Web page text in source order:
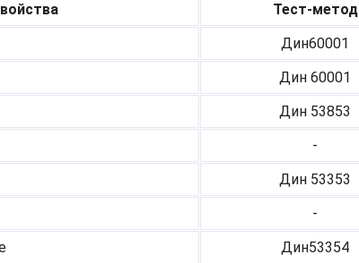
Тест-метод
Дин60001
Дин 60001
Дин 53853
-
Дин 53353
-
Дин53354